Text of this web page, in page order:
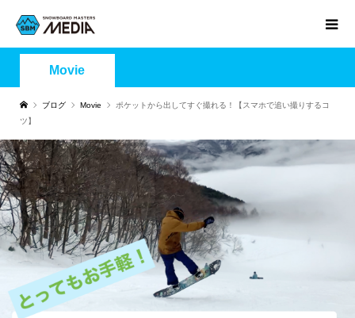
Movie
ブログ Movie
ポケットから出してすぐ撮れる！【スマホで追い撮りするコ
ツ】